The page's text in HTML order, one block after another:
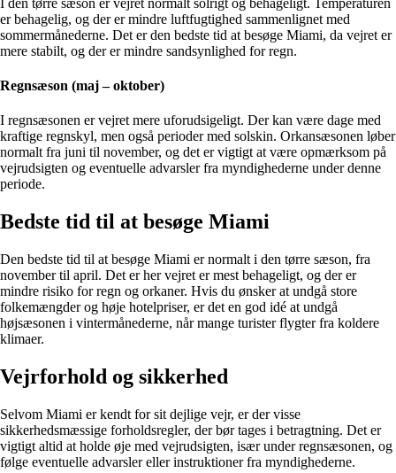
er behagelig, og der er mindre luftfugtighed sammenlignet med
sommermånederne. Det er den bedste tid at besøge Miami, da vejret er
mere stabilt, og der er mindre sandsynlighed for regn.
Regnsæson (maj – oktober)
I regnsæsonen er vejret mere uforudsigeligt. Der kan være dage med
kraftige regnskyl, men også perioder med solskin. Orkansæsonen løber
normalt fra juni til november, og det er vigtigt at være opmærksom på
vejrudsigten og eventuelle advarsler fra myndighederne under denne
periode.
Bedste tid til at besøge Miami
Den bedste tid til at besøge Miami er normalt i den tørre sæson, fra
november til april. Det er her vejret er mest behageligt, og der er
mindre risiko for regn og orkaner. Hvis du ønsker at undgå store
folkemængder og høje hotelpriser, er det en god idé at undgå
højsæsonen i vintermånederne, når mange turister flygter fra koldere
klimaer.
Vejrforhold og sikkerhed
Selvom Miami er kendt for sit dejlige vejr, er der visse
sikkerhedsmæssige forholdsregler, der bør tages i betragtning. Det er
vigtigt altid at holde øje med vejrudsigten, især under regnsæsonen, og
følge eventuelle advarsler eller instruktioner fra myndighederne.